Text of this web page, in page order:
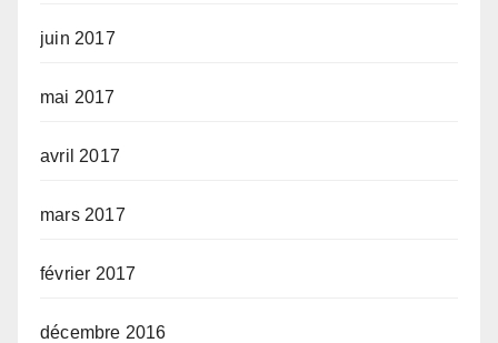
juin 2017
mai 2017
avril 2017
mars 2017
février 2017
décembre 2016